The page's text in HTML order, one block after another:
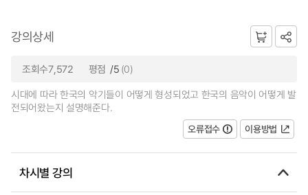
강의상세
조회수7,572 평점 /5 (0)
시대에 따라 한국의 악기들이 어떻게 형성되었고 한국의 음악이 어떻게 발
전되어왔는지 설명해준다.
오류접수
이용방법
차시별 강의